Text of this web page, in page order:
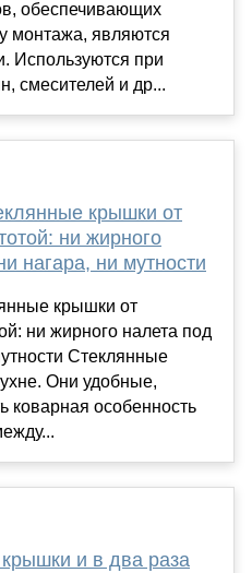
обеспечивающих
монтажа, являются
Используются при
смесителей и др...
крышки от
ни жирного
нагара, ни мутности
крышки от
ни жирного налета под
Стеклянные
Они удобные,
коварная особенность
и в два раза